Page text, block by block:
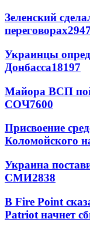
Зеленский
переговорах
Украинцы
Донбасса18197
Майора ВСП
СОЧ7600
Присвоение
Коломойского
Украина
СМИ2838
В Fire Point
Patriot начнет